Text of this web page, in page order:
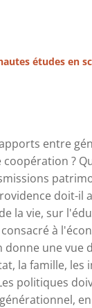
études en
entre
?
doit-il
la vie, sur
à
une vue
la famille, les
politiques